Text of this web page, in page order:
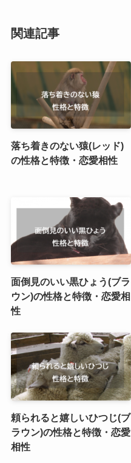
関連記事
落ち着きのない猿(レッド)
の性格と特徴・恋愛相性
面倒見のいい黒ひょう(ブラ
ウン)の性格と特徴・恋愛相
性
頼られると嬉しいひつじ(ブ
ラウン)の性格と特徴・恋愛
相性